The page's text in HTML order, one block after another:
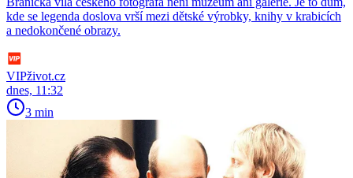
kde se legenda doslova vrší mezi dětské výrobky, knihy v krabicích
a nedokončené obrazy.
VIPživot.cz
dnes, 11:32
3 min